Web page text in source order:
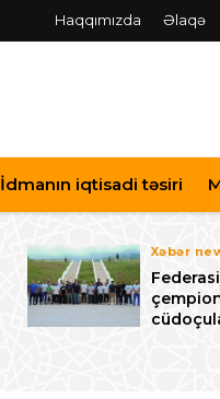
Haqqımızda Əlaqə
İdmanın iqtisadi təsiri
Xəbər